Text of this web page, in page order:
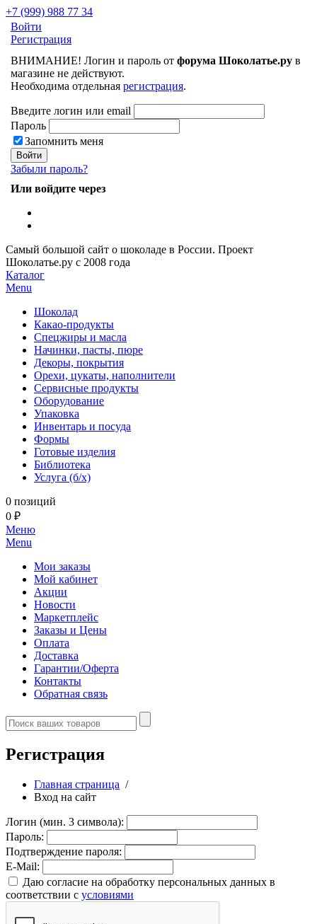
+7 (999) 988 77 34
Войти
Регистрация
ВНИМАНИЕ! Логин и пароль от форума Шоколатье.ру в
магазине не действуют.
Необходима отдельная регистрация.
Введите логин или email
Пароль
Запомнить меня
Забыли пароль?
Или войдите через
Самый большой сайт о шоколаде в России. Проект
Шоколатье.ру с 2008 года
Каталог
Menu
Шоколад
Какао-продукты
Спецжиры и масла
Начинки, пасты, пюре
Декоры, покрытия
Орехи, цукаты, наполнители
Сервисные продукты
Оборудование
Упаковка
Инвентарь и посуда
Формы
Готовые изделия
Библиотека
Услуга (б/х)
0 позиций
0 ₽
Меню
Menu
Мои заказы
Мой кабинет
Акции
Новости
Маркетплейс
Заказы и Цены
Оплата
Доставка
Гарантии/Оферта
Контакты
Обратная связь
Регистрация
Главная страница /
Вход на сайт
Логин (мин. 3 символа):
Пароль:
Подтверждение пароля:
E-Mail:
Даю согласие на обработку персональных данных в
соответствии с условиями